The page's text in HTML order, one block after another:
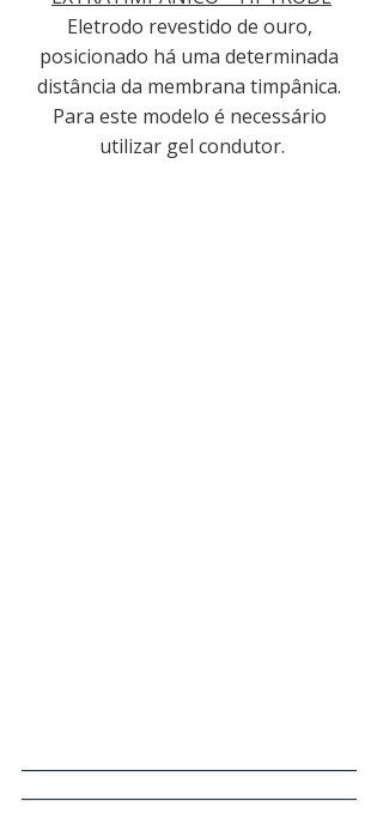
Eletrodo revestido de ouro,
posicionado há uma determinada
distância da membrana timpânica.
Para este modelo é necessário
utilizar gel condutor.